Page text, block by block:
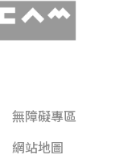
無障礙專區
網站地圖